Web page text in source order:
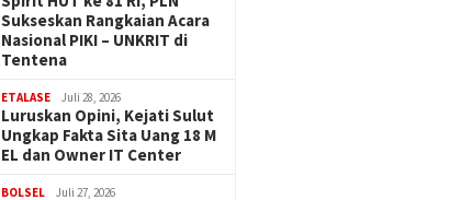
Sukseskan Rangkaian Acara
Nasional PIKI – UNKRIT di
Tentena
ETALASE Juli 28, 2026
Luruskan Opini, Kejati Sulut
Ungkap Fakta Sita Uang 18 M
EL dan Owner IT Center
BOLSEL Juli 27, 2026